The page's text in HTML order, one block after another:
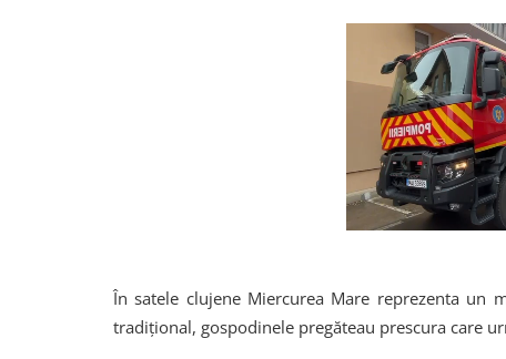
În satele clujene Miercurea Mare reprezenta
tradițional, gospodinele pregăteau prescura care